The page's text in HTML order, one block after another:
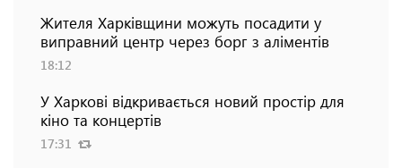
Жителя Харківщини можуть посадити у
виправний центр через борг з аліментів
18:12
У Харкові відкривається новий простір для
кіно та концертів
17:31